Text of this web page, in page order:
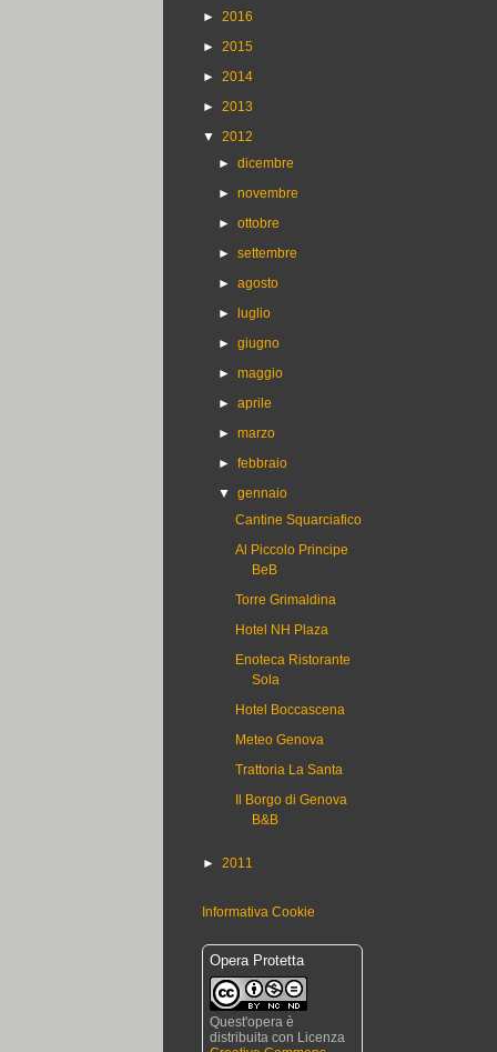
► 2016
► 2015
► 2014
► 2013
▼ 2012
►dicembre
►novembre
►ottobre
►settembre
►agosto
►
luglio
►giugno
►maggio
►aprile
►marzo
►febbraio
▼gennaio
Cantine Squarciafico
Al Piccolo Principe
BeB
Torre Grimaldina
Hotel NH Plaza
Enoteca Ristorante
Sola
Hotel Boccascena
Meteo Genova
Trattoria La Santa
Il Borgo di Genova
B&B
► 2011
Informativa Cookie
Opera Protetta
Quest'opera è
distribuita con Licenza